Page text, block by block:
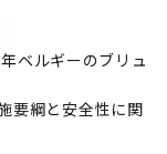
ベルギーのブリュ
要綱と安全性に関